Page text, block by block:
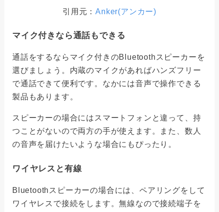
引用元：Anker(アンカー)
マイク付きなら通話もできる
通話をするならマイク付きのBluetoothスピーカーを
選びましょう。内蔵のマイクがあればハンズフリー
で通話できて便利です。なかには音声で操作できる
製品もあります。
スピーカーの場合にはスマートフォンと違って、持
つことがないので両方の手が使えます。また、数人
の音声を届けたいような場合にもぴったり。
ワイヤレスと有線
Bluetoothスピーカーの場合には、ペアリングをして
ワイヤレスで接続をします。無線なので接続端子を